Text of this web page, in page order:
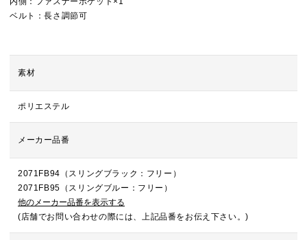
ベルト：長さ調節可
素材
ポリエステル
メーカー品番
2071FB94（スリングブラック：フリー）
2071FB95（スリングブルー：フリー）
他のメーカー品番を表示する
(店舗でお問い合わせの際には、上記品番をお伝え下さい。)